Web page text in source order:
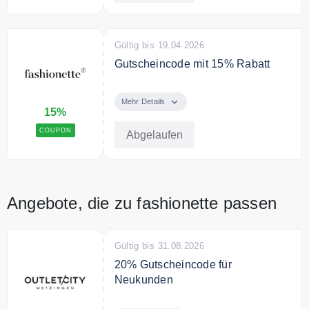
anwendbar. Es gelten die in den
AGB §9 festgelegten
15%
COUPON
Gültig bis 19.04.2026
Gutscheincode mit 15% Rabatt
Seite
*Gutschein mehrmals auf alle
AGB §9 festgelegten
Mehr Details
Abgelaufen
Angebote, die zu fashionette passen
Gültig bis 31.08.2026
20% Gutscheincode für
Neukunden